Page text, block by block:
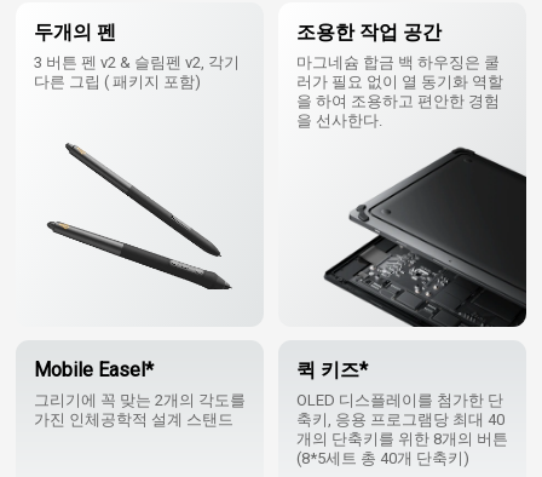
두개의 펜
3 버튼 펜 v2 & 슬림펜 v2, 각기
다른 그립 ( 패키지 포함)
조용한 작업 공간
마그네슘 합금 백 하우징은 쿨
러가 필요 없이 열 동기화 역할
을 하여 조용하고 편안한 경험
을 선사한다.
Mobile Easel*
그리기에 꼭 맞는 2개의 각도를
가진 인체공학적 설계 스탠드
퀵 키즈*
OLED 디스플레이를 첨가한 단
축키, 응용 프로그램당 최대 40
개의 단축키를 위한 8개의 버튼
(8*5세트 총 40개 단축키)